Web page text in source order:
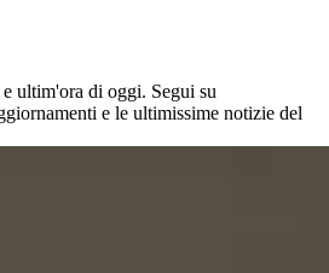
ultim'ora di oggi. Segui su
e le ultimissime notizie del